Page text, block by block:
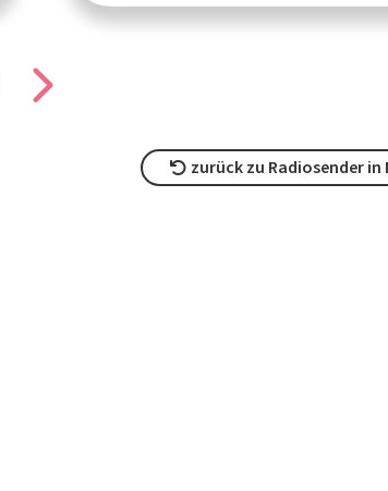
zurück zu Radiosender in